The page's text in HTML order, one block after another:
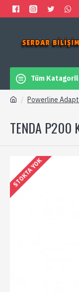
Tüm
Powerline
TENDA P200
STOKTA YOK